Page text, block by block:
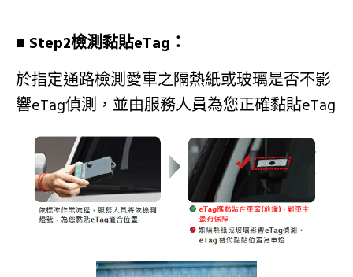
■ Step2檢測黏貼eTag：
於指定通路檢測愛車之隔熱紙或玻璃是否不影
響eTag偵測，並由服務人員為您正確黏貼eTag